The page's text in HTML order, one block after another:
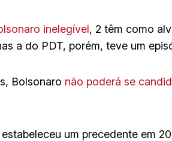
inelegível, 2 têm como
a do PDT, porém, teve um
Bolsonaro não poderá se
estabeleceu um precedente em